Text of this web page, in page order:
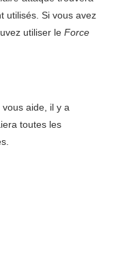
utilisés. Si vous avez
utiliser le Force
aide, il y a
toutes les